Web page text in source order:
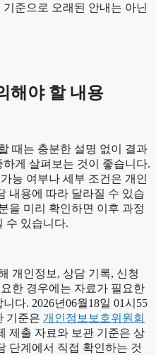
기준으로 오래된 안내는 아닌
해야 할 내용
때는 충분한 설명 없이 결과
게 살펴보는 것이 좋습니다.
능 여부나 세부 조건은 개인
내용에 따라 달라질 수 있습
을 미리 확인하면 이후 과정
수 있습니다.
개인정보, 상담 기록, 신청
한 경우에는 자료가 필요한
다. 2026년06월18일 01시55
기준은 개인정보보호위원회
제출 자료와 보관 기준은 상
단계에서 직접 확인하는 것